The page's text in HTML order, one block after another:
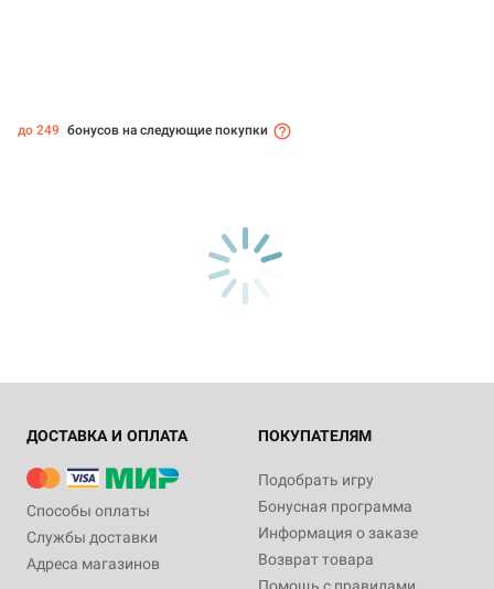
до 249 бонусов на следующие покупки
ДОСТАВКА И ОПЛАТА
Способы оплаты
Службы доставки
Адреса магазинов
ПОКУПАТЕЛЯМ
Подобрать игру
Бонусная программа
Информация о заказе
Возврат товара